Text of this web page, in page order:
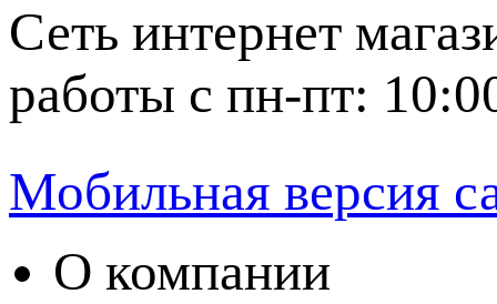
Сеть интернет
работы с пн-пт:
Мобильная версия
О компании